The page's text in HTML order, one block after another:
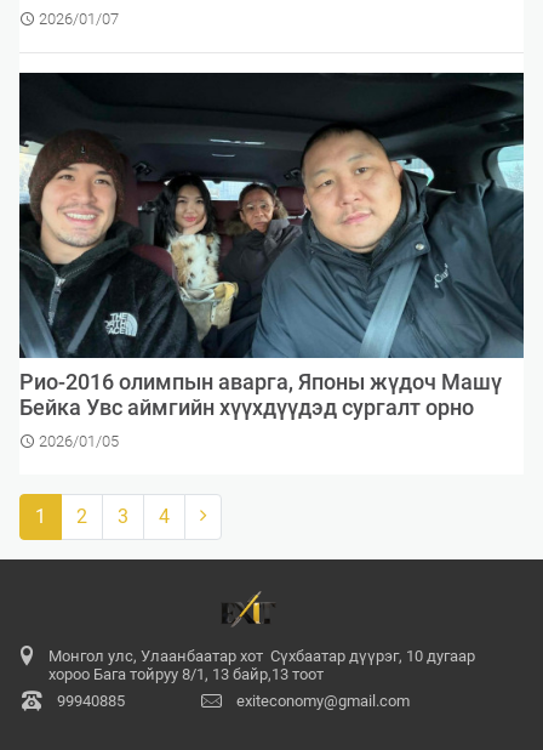
2026/01/07
Рио-2016 олимпын аварга, Японы жүдоч Машү
Бейка Увс аймгийн хүүхдүүдэд сургалт орно
2026/01/05
1 2 3 4
Монгол улс, Улаанбаатар хот Сүхбаатар дүүрэг, 10 дугаар
хороо Бага тойруу 8/1, 13 байр,13 тоот
99940885
exiteconomy@gmail.com